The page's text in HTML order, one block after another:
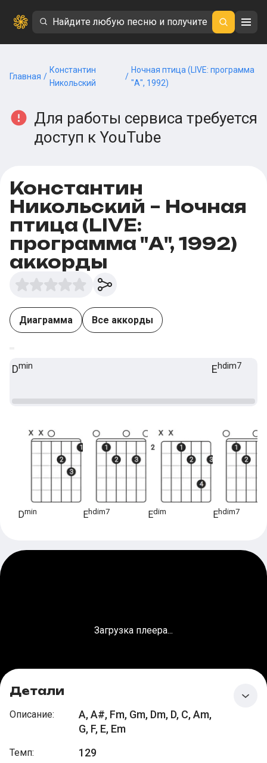
Главная /
Константин
Никольский
/
Ночная птица (LIVE: программа
"А", 1992)
Для работы сервиса требуется
доступ к YouTube
Константин
Никольский – Ночная
птица (LIVE:
программа "А", 1992)
аккорды
Диаграмма Все аккорды
Dmin Ehdim7
Dmin Ehdim7 Edim Ehdim7
Загрузка плеера...
Детали
Описание:
A, A#, Fm, Gm, Dm, D, C, Am,
G, F, E, Em
Темп: 129